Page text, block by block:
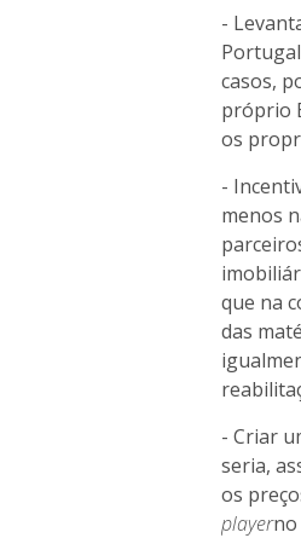
-
casos,
próprio
os
-
menos
que na
das
- Criar
seria,
os
playerno